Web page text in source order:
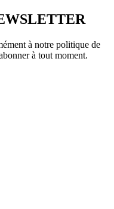
à notre politique de
à tout moment.